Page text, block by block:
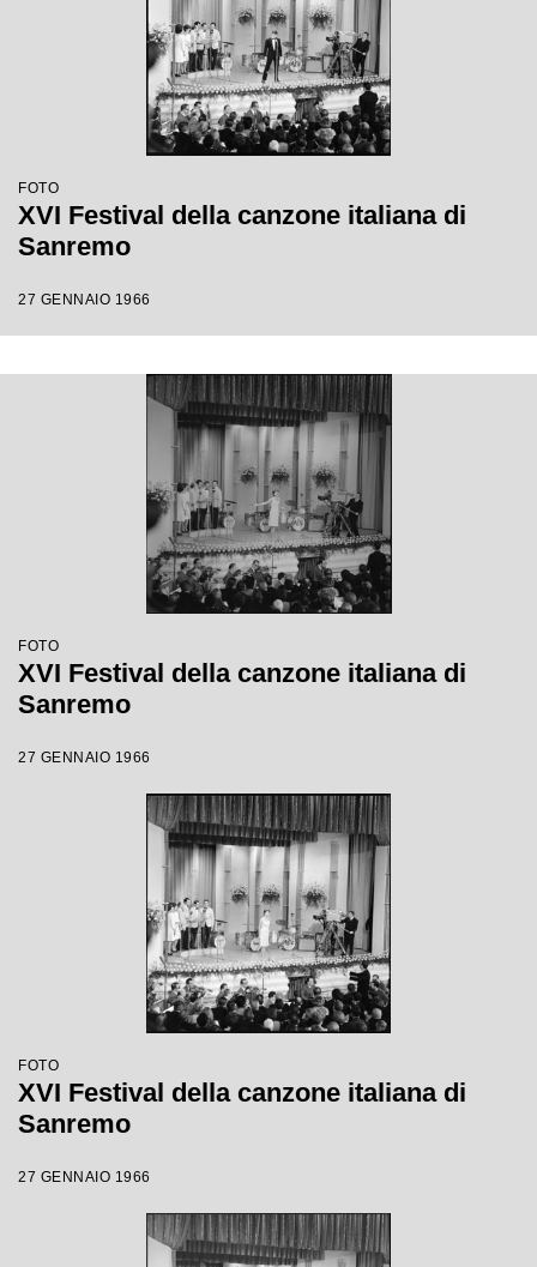
FOTO
XVI Festival della canzone italiana di
Sanremo
27 GENNAIO 1966
FOTO
XVI Festival della canzone italiana di
Sanremo
27 GENNAIO 1966
FOTO
XVI Festival della canzone italiana di
Sanremo
27 GENNAIO 1966